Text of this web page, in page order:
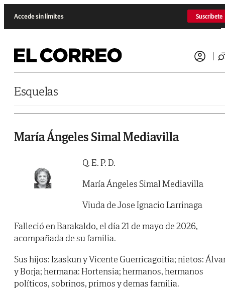
Accede sin límites Suscríbete
Esquelas
María Ángeles Simal Mediavilla
Q. E. P. D.
María Ángeles Simal Mediavilla
Viuda de Jose Ignacio Larrinaga
Falleció en Barakaldo, el día 21 de mayo de 2026,
acompañada de su familia.
Sus hijos: Izaskun y Vicente Guerricagoitia; nietos:
y Borja; hermana: Hortensia; hermanos, hermanos
políticos, sobrinos, primos y demas familia.